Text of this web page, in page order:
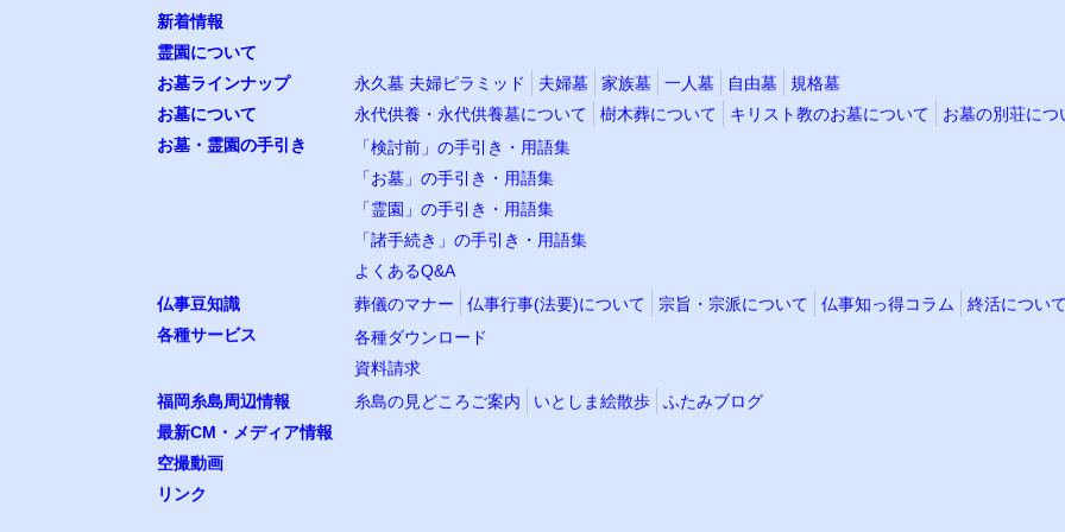
新着情報
霊園について
お墓ラインナップ
永久墓 夫婦ピラミッド 夫婦墓 家族墓 一人墓 自由墓
規格墓
お墓について
永代供養・永代供養墓について 樹木葬について キリスト教のお墓について
お墓の別荘につ
お墓・霊園の手引き
「検討前」の手引き・用語集
「お墓」の手引き・用語集
「霊園」の手引き・用語集
「諸手続き」の手引き・用語集
よくあるQ&A
仏事豆知識
葬儀のマナー 仏事行事(法要)について 宗旨・宗派について 仏事知っ得コラム
終活につい
各種サービス
各種ダウンロード
資料請求
福岡糸島周辺情報
糸島の見どころご案内 いとしま絵散歩
ふたみブログ
最新CM・メディア情報
空撮動画
リンク